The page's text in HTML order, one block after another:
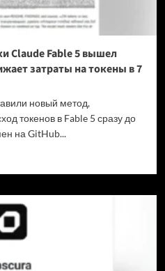
Claude Fable 5 вышел
затраты на токены в 7
новый метод,
токенов в Fable 5 сразу до
на GitHub...